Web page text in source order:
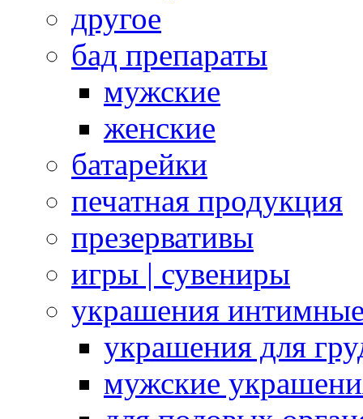
другое
бад препараты
мужские
женские
батарейки
печатная продукция
презервативы
игры | сувениры
украшения
украшения для
мужские